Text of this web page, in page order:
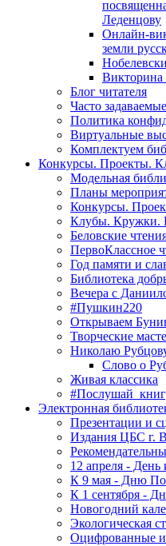
Леденцову
Онлайн-
земли
Викторина
Блог читателя
Часто
Политика
Виртуальные
Комплектуем
Конкурсы. Проекты.
Модельная
Планы
Конкурсы.
Клубы. Кружки.
Беловские
ПервоКлассное
Год памяти и
Библиотека
Вечера с
#Пушкин220
Открываем
Творческие
Николаю
Слово о
Живая классика
Электронная
Презентации и
Издания ЦБС г.
12 апреля - День
К 9 мая - Дню
К 1 сентября -
Новогодний
Экологическая
Оцифрованные